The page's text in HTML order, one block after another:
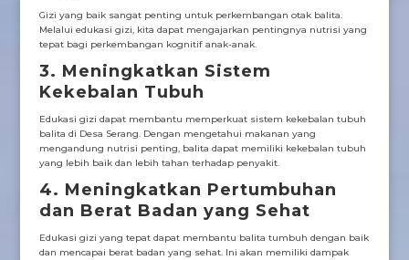
Gizi yang baik sangat penting untuk perkembangan otak balita.
Melalui edukasi gizi, kita dapat mengajarkan pentingnya nutrisi yang
tepat bagi perkembangan kognitif anak-anak.
3. Meningkatkan Sistem
Kekebalan Tubuh
Edukasi gizi dapat membantu memperkuat sistem kekebalan tubuh
balita di Desa Serang. Dengan mengetahui makanan yang
mengandung nutrisi penting, balita dapat memiliki kekebalan tubuh
yang lebih baik dan lebih tahan terhadap penyakit.
4. Meningkatkan Pertumbuhan
dan Berat Badan yang Sehat
Edukasi gizi yang tepat dapat membantu balita tumbuh dengan baik
dan mencapai berat badan yang sehat. Ini akan memiliki dampak